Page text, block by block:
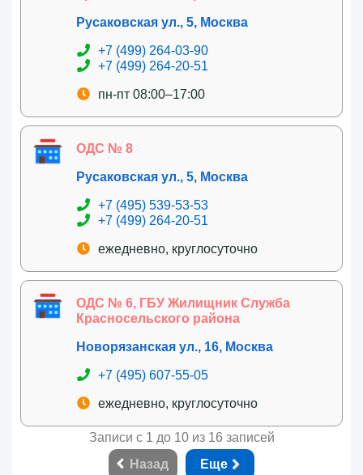
Русаковская ул., 5, Москва
+7 (499) 264-03-90
+7 (499) 264-20-51
пн-пт 08:00–17:00
ОДС № 8
Русаковская ул., 5, Москва
+7 (495) 539-53-53
+7 (499) 264-20-51
ежедневно, круглосуточно
ОДС № 6, ГБУ Жилищник Служба
Красносельского района
Новорязанская ул., 16, Москва
+7 (495) 607-55-05
ежедневно, круглосуточно
Записи с 1 до 10 из 16 записей
Назад
Еще